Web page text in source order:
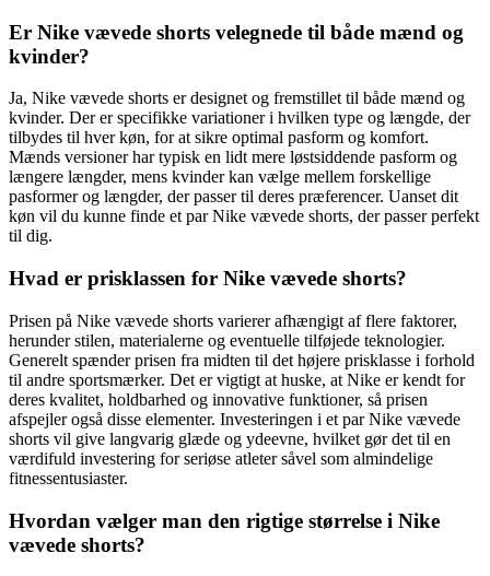
Er Nike vævede shorts velegnede til både mænd og
kvinder?
Ja, Nike vævede shorts er designet og fremstillet til både mænd og
kvinder. Der er specifikke variationer i hvilken type og længde, der
tilbydes til hver køn, for at sikre optimal pasform og komfort.
Mænds versioner har typisk en lidt mere løstsiddende pasform og
længere længder, mens kvinder kan vælge mellem forskellige
pasformer og længder, der passer til deres præferencer. Uanset dit
køn vil du kunne finde et par Nike vævede shorts, der passer perfekt
til dig.
Hvad er prisklassen for Nike vævede shorts?
Prisen på Nike vævede shorts varierer afhængigt af flere faktorer,
herunder stilen, materialerne og eventuelle tilføjede teknologier.
Generelt spænder prisen fra midten til det højere prisklasse i forhold
til andre sportsmærker. Det er vigtigt at huske, at Nike er kendt for
deres kvalitet, holdbarhed og innovative funktioner, så prisen
afspejler også disse elementer. Investeringen i et par Nike vævede
shorts vil give langvarig glæde og ydeevne, hvilket gør det til en
værdifuld investering for seriøse atleter såvel som almindelige
fitnessentusiaster.
Hvordan vælger man den rigtige størrelse i Nike
vævede shorts?